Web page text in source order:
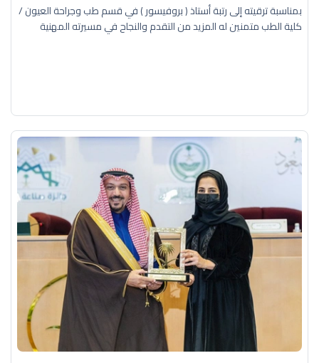
بمناسبة ترقيته إلى رتبة أستاذ ( بروفيسور ) في قسم طب وجراحة العيون /
كلية الطب متمنين له المزيد من التقدم والنجاح في مسيرته المهنية